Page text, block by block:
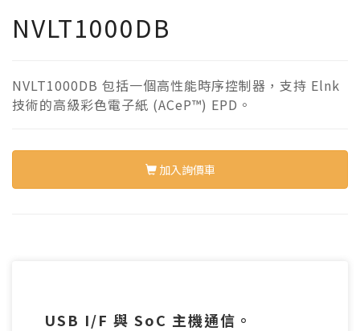
NVLT1000DB
NVLT1000DB 包括一個高性能時序控制器，支持 Elnk
技術的高級彩色電子紙 (ACeP™) EPD。
加入詢價車
USB I/F 與 SoC 主機通信。